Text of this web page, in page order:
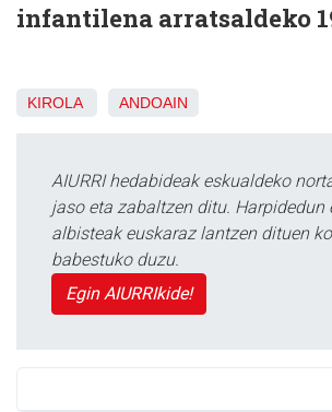
infantilena arratsaldeko
KIROLA ANDOAIN
AIURRI hedabideak eskualdeko
jaso eta zabaltzen ditu. Harpidedun
albisteak euskaraz lantzen dituen
babestuko duzu.
Egin AIURRIkide!